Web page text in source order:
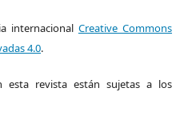
internacional Creative Commons
4.0.
esta revista están sujetas a los